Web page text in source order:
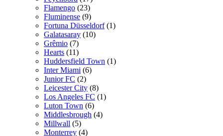
Flamengo (23)
Fluminense (9)
Fortuna Düsseldorf (1)
Galatasaray (10)
Grêmio (7)
Hearts (11)
Huddersfield Town (1)
Inter Miami (6)
Junior FC (2)
Leicester City (8)
Los Angeles FC (1)
Luton Town (6)
Middlesbrough (4)
Millwall (5)
Monterrey (4)